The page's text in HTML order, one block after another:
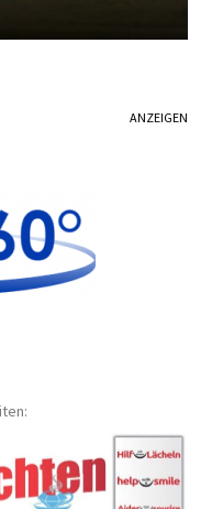
ANZEIGEN